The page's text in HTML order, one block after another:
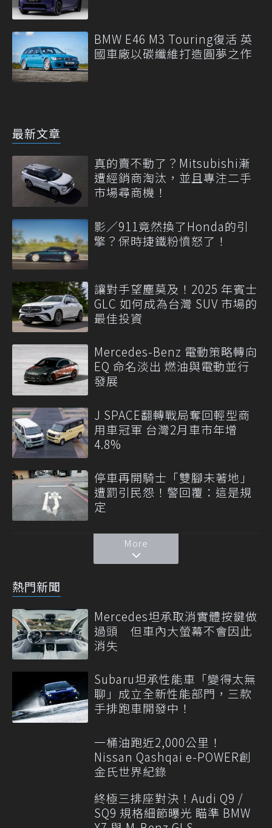
BMW E46 M3 Touring復活 英
國車廠以碳纖維打造圓夢之作
最新文章
真的賣不動了？Mitsubishi漸
遭經銷商淘汰，並且專注二手
市場尋商機！
影／911竟然換了Honda的引
擎？保時捷鐵粉憤怒了！
讓對手望塵莫及！2025 年賓士
GLC 如何成為台灣 SUV 市場的
最佳投資
Mercedes-Benz 電動策略轉向
EQ 命名淡出 燃油與電動並行
發展
J SPACE翻轉戰局奪回輕型商
用車冠軍 台灣2月車市年增
4.8%
停車再開騎士「雙腳未著地」
遭罰引民怨！警回覆：這是規
定
More
熱門新聞
Mercedes坦承取消實體按鍵做
過頭 但車內大螢幕不會因此
消失
Subaru坦承性能車「變得太無
聊」成立全新性能部門，三款
手排跑車開發中！
一桶油跑近2,000公里！
Nissan Qashqai e-POWER創
金氏世界紀錄
終極三排座對決！Audi Q9 /
SQ9 規格細節曝光 瞄準 BMW